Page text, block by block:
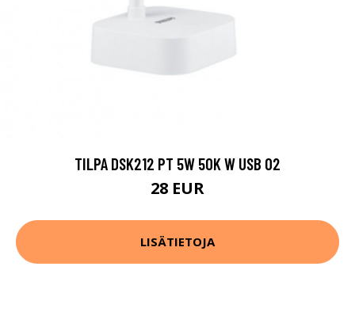
TILPA DSK212 PT 5W 50K W USB 02
28 EUR
LISÄTIETOJA